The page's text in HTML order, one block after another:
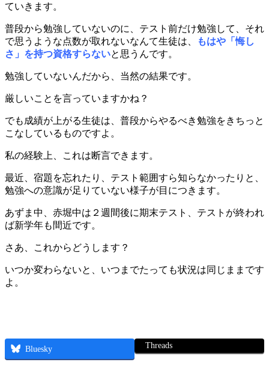
ていきます。
普段から勉強していないのに、テスト前だけ勉強して、それ
で思うような点数が取れないなんて生徒は、
もはや「悔し
さ」を持つ資格すらないと思うんです。
勉強していないんだから、当然の結果です。
厳しいことを言っていますかね？
でも成績が上がる生徒は、普段からやるべき勉強をきちっと
こなしているものですよ。
私の経験上、これは断言できます。
最近、宿題を忘れたり、テスト範囲すら知らなかったりと、
勉強への意識が足りていない様子が目につきます。
あずま中、赤堀中は２週間後に期末テスト、テストが終われ
ば新学年も間近です。
さあ、これからどうします？
いつか変わらないと、いつまでたっても状況は同じままです
よ。
Bluesky Threads